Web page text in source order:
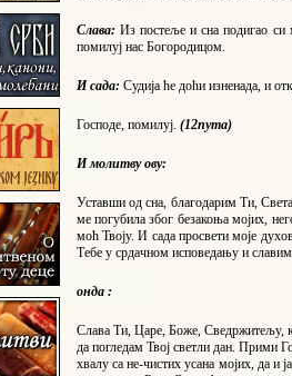
Слава: Из постеље и сна подигао си
помилуј нас Богородицом.
И сада: Судија ће доћи изненада, и
Господе, помилуј. (12пута)
Имолитву ову:
Уставши од сна, благодарим Ти,
ме погубила због безакоња мојих,
моћ Твоју. И сада просвети моје
Тебе у срдачном исповедању и
онда :
Слава Ти, Царе, Боже, Сведржитељу,
да погледам Твој светли дан. Прими
хвалу са не-чистих усана мојих, да